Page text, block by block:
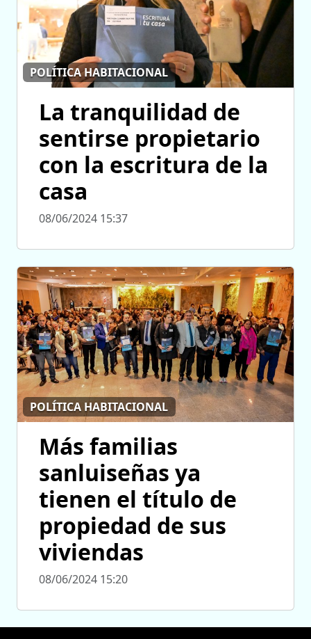
POLÍTICA HABITACIONAL
La tranquilidad de
sentirse propietario
con la escritura de la
casa
08/06/2024 15:37
POLÍTICA HABITACIONAL
Más familias
sanluiseñas ya
tienen el título de
propiedad de sus
viviendas
08/06/2024 15:20